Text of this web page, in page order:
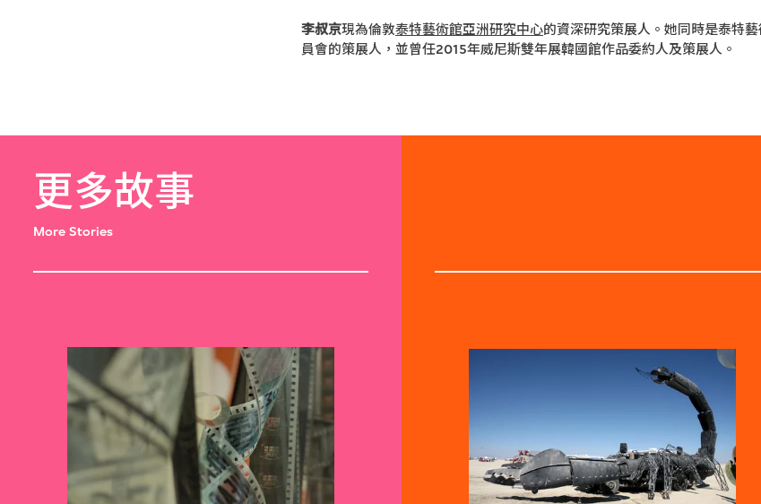
李叔京現為倫敦泰特藝術館亞洲研究中心的資深研究策展人。她同時是泰特
員會的策展人，並曾任2015年威尼斯雙年展韓國館作品委約人及策展人。
更多故事
More Stories